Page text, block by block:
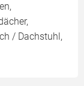
/ Dachstuhl,